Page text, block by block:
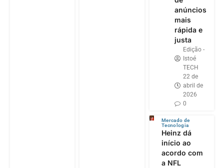
anúncios
mais
rápida e
justa
Edição -
Istoé
TECH
22 de
abril de
2026
0
Mercado de
Tecnologia
Heinz dá
início ao
acordo com
a NFL